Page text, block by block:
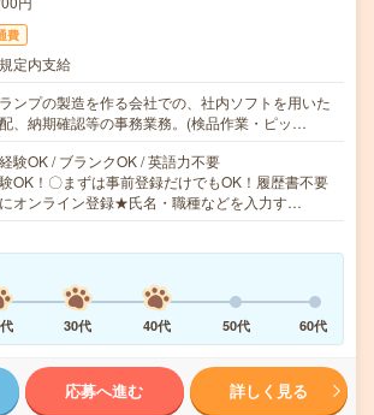
費
定内支給
ンプの製造を作る会社での、社内ソフトを用いた
、納期確認等の事務業務。(検品作業・ピッ…
験OK / ブランクOK / 英語力不要
OK！〇まずは事前登録だけでもOK！履歴書不要
オンライン登録★氏名・職種などを入力す…
30代 40代 50代 60代
応募へ進む 詳しく見る